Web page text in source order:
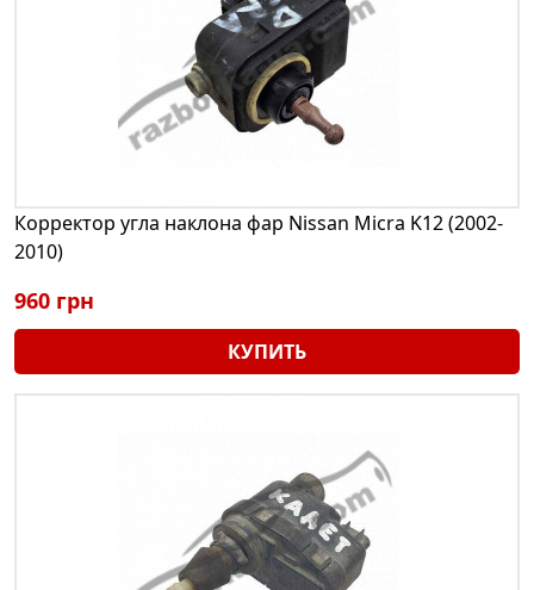
Корректор угла наклона фар Nissan Micra K12 (2002-
2010)
960 грн
КУПИТЬ